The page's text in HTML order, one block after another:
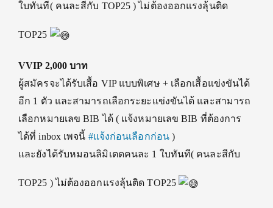
ใบทันที( คนละสีกับ TOP25 ) ไม่ต้องออกแรงลุ้นติด
TOP25
VVIP 2,000 บาท
ผู้สมัครจะได้รับเสื้อ VIP แบบพิเศษ + เลือกเสื้อแข่งขันได้
อีก 1 ตัว และสามารถเลือกระยะแข่งขันได้ และสามารถ
เลือกหมายเลข BIB ได้ ( แจ้งหมายเลข BIB ที่ต้องการ
ได้ที่ inbox เพจนี้ #แจ้งก่อนเลือกก่อน)
และยังได้รับหมอนลิมิเตดคนละ 1 ใบทันที( คนละสีกับ
TOP25 ) ไม่ต้องออกแรงลุ้นติด TOP25